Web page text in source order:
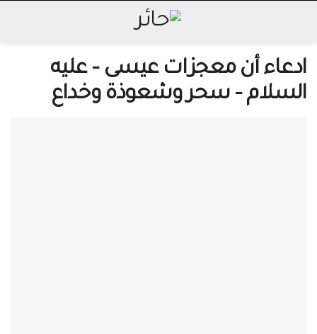
ادعاء أن معجزات عيسى – عليه
السلام – سحر وشعوذة وخداع